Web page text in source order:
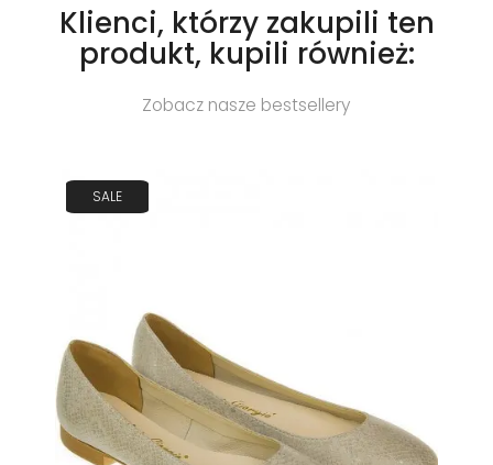
Klienci, którzy zakupili ten
produkt, kupili również:
Zobacz nasze bestsellery
SALE